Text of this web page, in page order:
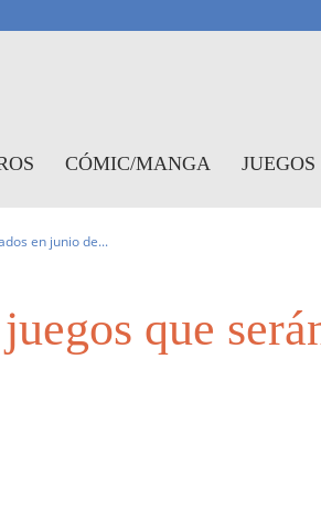
CÓMIC/MANGA
en junio de...
que